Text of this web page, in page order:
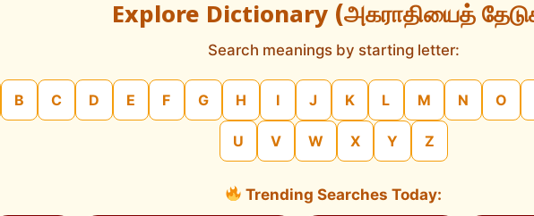
Explore Dictionary (அகராதியைத்
Search meanings by starting letter:
B C D E F G H I J K L M N O
U V W X Y Z
Trending Searches Today: